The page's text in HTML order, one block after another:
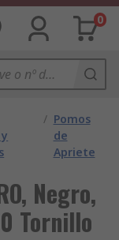
0
/ Pomos
de
Apriete
Negro,
Tornillo